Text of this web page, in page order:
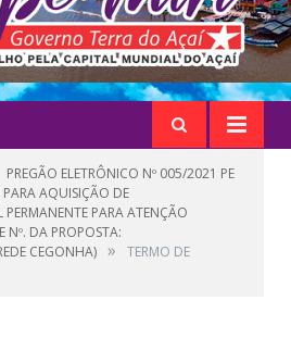
PREGÃO ELETRÔNICO Nº 005/2021 PE
PARA AQUISIÇÃO DE
PARA ATENÇÃO
Nº. DA PROPOSTA:
CEGONHA) »
TERMO DE